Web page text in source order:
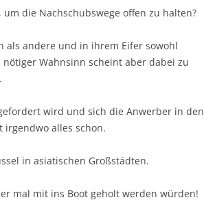
die Nachschubswege offen zu halten?
als andere und in ihrem Eifer sowohl
Wahnsinn scheint aber dabei zu
wird und sich die Anwerber in den
irgendwo alles schon.
in asiatischen Großstädten.
mal mit ins Boot geholt werden würden!